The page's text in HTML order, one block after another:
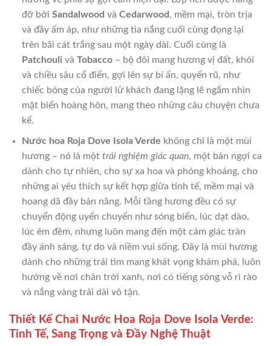
đỡ bởi Sandalwood và Cedarwood , mềm mại, tròn trịa
và đầy ấm áp, như những tia nắng cuối cùng đọng lại
trên bãi cát trắng sau một ngày dài. Cuối cùng là
Patchouli và Tobacco– bộ đôi mang hương vị đất, khói
và chiều sâu cổ điển, gợi lên sự bí ẩn, quyến rũ, như
chiếc bóng của người lữ khách đang lặng lẽ ngắm nhìn
mặt biển hoàng hôn, mang theo những câu chuyện chưa
kể.
Nước hoa Roja Dove Isola Verde không chỉ là một mùi
hương – nó là một trải nghiệm giác quan, một bản ngợi ca
dành cho tự nhiên, cho sự xa hoa và phóng khoáng, cho
những ai yêu thích sự kết hợp giữa tinh tế, mềm mại và
hoang dã đầy bản năng. Mỗi tầng hương đều có sự
chuyển động uyển chuyển như sóng biển, lúc dạt dào,
lúc êm đềm, nhưng luôn mang đến một cảm giác tràn
đầy ánh sáng, tự do và niềm vui sống. Đây là mùi hương
dành cho những trái tim mang khát vọng khám phá, luôn
hướng về nơi chân trời xanh, nơi có tiếng sóng vỗ rì rào
và nắng vàng trải dài vô tận.
Thiết Kế Chai Nước Hoa Roja Dove Isola Verde:
Tinh Tế, Sang Trọng và Đầy Nghệ Thuật